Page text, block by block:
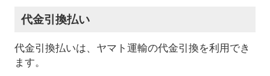
代金引換払い
代金引換払いは、ヤマト運輸の代金引換を利用でき
ます。